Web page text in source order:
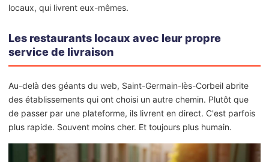
locaux, qui livrent eux-mêmes.
Les restaurants locaux avec leur propre
service de livraison
Au-delà des géants du web, Saint-Germain-lès-Corbeil abrite
des établissements qui ont choisi un autre chemin. Plutôt que
de passer par une plateforme, ils livrent en direct. C'est parfois
plus rapide. Souvent moins cher. Et toujours plus humain.